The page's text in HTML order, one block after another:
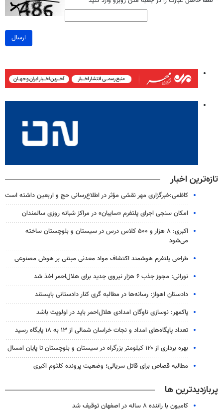
ارسال
تازه‌ترین اخبار
کاظمی:خبرگزاری مهر نقشی مؤثر در اطلاع‌رسانی حج و اربعین داشته است
امکان سنجی اجرای پلتفرم «سایبان» در مراکز شبانه روزی سالمندان
اکبری: ۸ هزار و ۵۰۰ کلاس درس در سیستان و بلوچستان ساخته
می‌شود
طراحی پلتفرم هوشمند اکتشاف مواد معدنی مبتنی بر هوش مصنوعی
نورانی: مجوز جذب ۶ هزار نیروی جدید برای هلال‌احمر اخذ شد
دادستان اهواز: رسانه‌ها در مطالبه گری کنار دادستانی بایستند
پاکمهر: نوسازی ناوگان امدادی هلال‌احمر باید در اولویت باشد
تعداد پایگاه‌های امداد و نجات خراسان شمالی از ۱۳ به ۱۸ پایگاه رسید
بهره برداری از ۱۲۰ کیلومتر بزرگراه در سیستان و بلوچستان تا پایان امسال
مطالبه قصاص برای قاتل سریالی؛ وضعیت پرونده کلثوم اکبری
پربازدیدترین ها
کامیون با راننده ۸ ساله در اصفهان توقیف شد